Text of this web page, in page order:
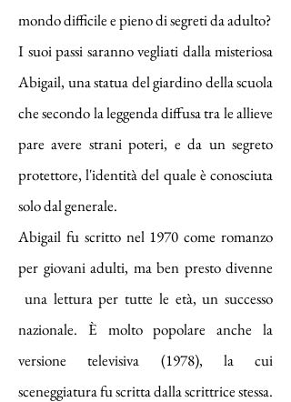
mondo difficile e pieno di segreti da adulto?
I suoi passi saranno vegliati dalla misteriosa
Abigail, una statua del giardino della scuola
che secondo la leggenda diffusa tra le allieve
pare avere strani poteri, e da un segreto
protettore, l'identità del quale è conosciuta
solo dal generale.
Abigail fu scritto nel 1970 come romanzo
per giovani adulti, ma ben presto divenne
una lettura per tutte le età, un successo
nazionale. È molto popolare anche la
versione televisiva (1978), la cui
sceneggiatura fu scritta dalla scrittrice stessa.